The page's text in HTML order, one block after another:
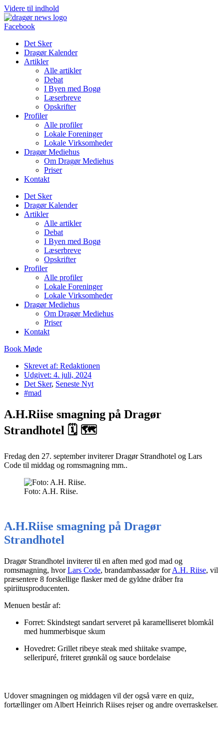
Videre til indhold
Facebook
Det Sker
Dragør Kalender
Artikler
Alle artikler
Debat
I Byen med Bogø
Læserbreve
Opskrifter
Profiler
Alle profiler
Lokale Foreninger
Lokale Virksomheder
Dragør Mediehus
Om Dragør Mediehus
Priser
Kontakt
Det Sker
Dragør Kalender
Artikler
Alle artikler
Debat
I Byen med Bogø
Læserbreve
Opskrifter
Profiler
Alle profiler
Lokale Foreninger
Lokale Virksomheder
Dragør Mediehus
Om Dragør Mediehus
Priser
Kontakt
Book Møde
Skrevet af: Redaktionen
Udgivet: 4. juli, 2024
Det Sker, Seneste Nyt
#mad
A.H.Riise smagning på Dragør
Strandhotel 🗓 🗺
Fredag den 27. september inviterer Dragør Strandhotel og Lars
Code til middag og romsmagning mm..
Foto: A.H. Riise.
A.H.Riise smagning på Dragør
Strandhotel
Dragør Strandhotel inviterer til en aften med god mad og
romsmagning, hvorLars Code, brandambassadør forA.H. Riise, vil
præsentere 8 forskellige flasker med de gyldne dråber fra
spiriitusproducenten.
Menuen består af:
Forret: Skindstegt sandart serveret på karamelliseret blomkål
med hummerbisque skum
Hovedret: Grillet ribeye steak med shiitake svampe,
selleripuré, friteret grønkål og sauce bordelaise
Udover smagningen og middagen vil der også være en quiz,
fortællinger om Albert Heinrich Riises rejser og andre overraskelser.